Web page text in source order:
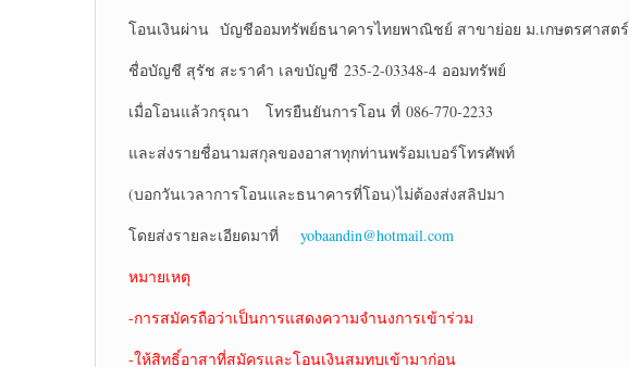
โอนเงินผ่าน บัญชีออมทรัพย์ธนาคารไทยพาณิชย์ สาขาย่อย ม.เกษตรศาสตร์
ชื่อบัญชี สุรัช สะราคำ เลขบัญชี 235-2-03348-4 ออมทรัพย์
เมื่อโอนแล้วกรุณา โทรยืนยันการโอน ที่ 086-770-2233
และส่งรายชื่อนามสกุลของอาสาทุกท่านพร้อมเบอร์โทรศัพท์
(บอกวันเวลาการโอนและธนาคารที่โอน)ไม่ต้องส่งสลิปมา
โดยส่งรายละเอียดมาที่
yobaandin@hotmail.com
หมายเหตุ
-การสมัครถือว่าเป็นการแสดงความจำนงการเข้าร่วม
-ให้สิทธิ์อาสาที่สมัครและโอนเงินสมทบเข้ามาก่อน